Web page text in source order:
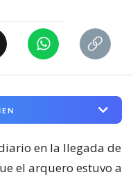
en la llegada de
el arquero estuvo a